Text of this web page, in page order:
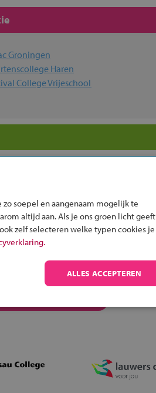
Groningen
Haren
College Vrijeschool
aan te melden bij
soepel en aangenaam mogelijk te
altijd aan. Als je ons groen licht geeft
zelf selecteren welke typen cookies je
ALLES ACCEPTEREN